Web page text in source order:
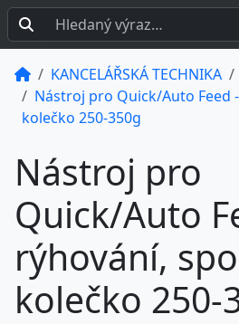
KANCELÁŘSKÁ TECHNIKA
Nástroj pro Quick/Auto Feed
kolečko 250-350g
Nástroj pro
Quick/Auto
rýhování,
kolečko 250-